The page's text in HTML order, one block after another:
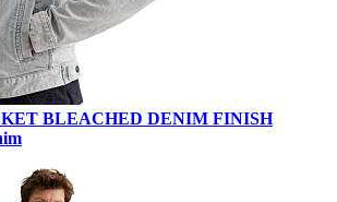
BLEACHED DENIM FINISH